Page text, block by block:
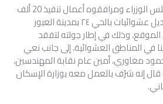
كما تفقد السيد رئيس مجلس الوزراء ومرافقوه أعمال تنفيذ 20 ألف
وحدة إسكان اجتماعي وبديل عشوائيات بالحي ٢٤ بمدينة العبور
الموقع، وذلك في إطار جولته لتفقد
في المناطق العشوائية، إلى جانب نعي
مغاوري، أمين عام نقابة المهندسين،
إنه شرُف بالعمل معه بوزارة الإسكان